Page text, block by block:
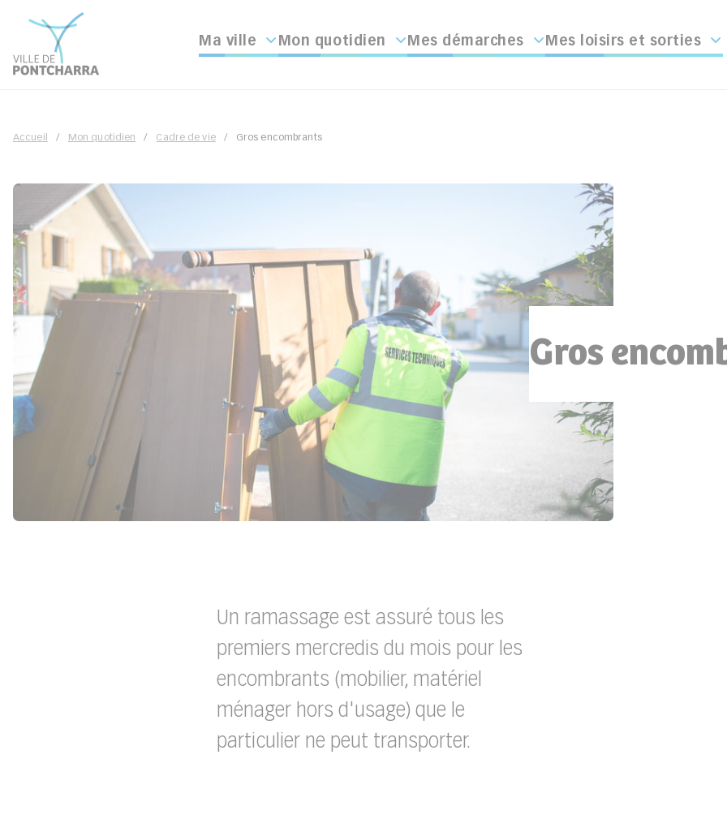
Ma ville Mon quotidien Mes démarches Mes loisirs et sorties
Accueil Mon quotidien Cadre de vie Gros encombrants
Gros
Un ramassage est assuré tous les
premiers mercredis du mois pour les
encombrants (mobilier, matériel
ménager hors d'usage) que le
particulier ne peut transporter.